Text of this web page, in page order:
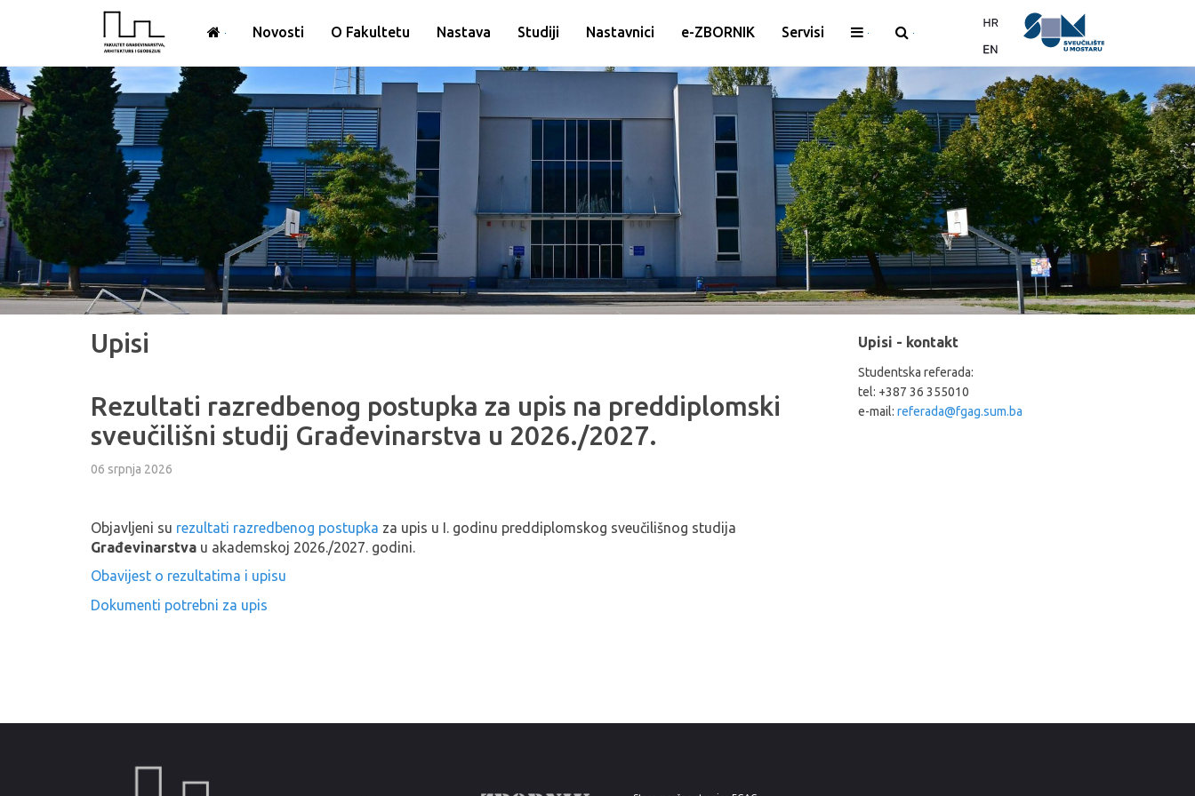
Novosti O Fakultetu Nastava Studiji Nastavnici e-ZBORNIK Servisi
Upisi
Rezultati razredbenog postupka za upis na preddiplomski
sveučilišni studij Građevinarstva u 2026./2027.
06 srpnja 2026
Objavljeni su rezultati razredbenog postupka za upis u I. godinu preddiplomskog sveučilišnog studija
Građevinarstva u akademskoj 2026./2027. godini.
Obavijest o rezultatima i upisu
Dokumenti potrebni za upis
Upisi - kontakt
Studentska referada:
tel: +387 36 355010
e-mail: referada@fgag.sum.ba